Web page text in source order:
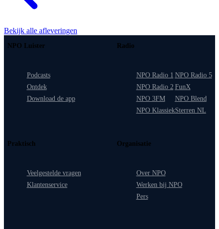
Bekijk alle afleveringen
NPO Luister
Podcasts
Ontdek
Download de app
Radio
NPO Radio 1
NPO Radio 2
NPO 3FM
NPO Klassiek
NPO Radio 5
FunX
NPO Blend
Sterren NL
Praktisch
Veelgestelde vragen
Klantenservice
Organisatie
Over NPO
Werken bij NPO
Pers